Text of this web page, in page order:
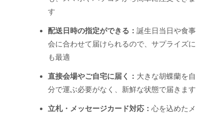
す
配送日時の指定ができる： 誕生日当日や食事
会に合わせて届けられるので、サプライズに
も最適
直接会場やご自宅に届く： 大きな胡蝶蘭を自
分で運ぶ必要がなく、新鮮な状態で届きます
立札・メッセージカード対応： 心を込めたメ